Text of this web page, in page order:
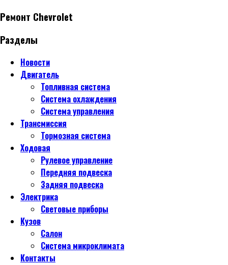
Ремонт Chevrolet
Разделы
Новости
Двигатель
Топливная система
Система охлаждения
Система управления
Трансмиссия
Тормозная система
Ходовая
Рулевое управление
Передняя подвеска
Задняя подвеска
Электрика
Световые приборы
Кузов
Салон
Система микроклимата
Контакты